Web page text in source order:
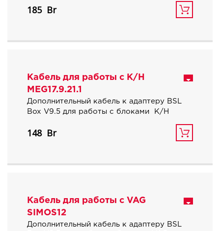
Имеет два разъема для подключения к
185
Кабель для работы с К/Н
MEG17.9.21.1
Дополнительный кабель к адаптеру BSL
Box V9.5 для работы с блоками К/Н
148
Кабель для работы с VAG
SIMOS12
Дополнительный кабель к адаптеру BSL